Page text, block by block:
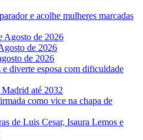
e acolhe mulheres marcadas
Agosto de 2026
de 2026
de 2026
diverte esposa com dificuldade
até 2032
como vice na chapa de
de Luis Cesar, Isaura Lemos e